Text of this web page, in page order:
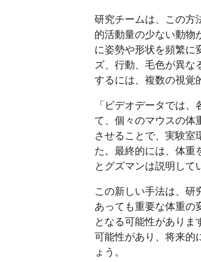
研究チームは、この方
的活動量の少ない動物
に姿勢や形状を頻繁に
ズ、行動、毛色が異な
するには、複数の視覚
「ビデオデータでは
て、個々のマウスの体
させることで、実験室
た。最終的には、体重
とグズマンは説明して
この新しい手法は、研
あっても重要な体重の
となる可能性がありま
可能性があり、将来的
ょう。